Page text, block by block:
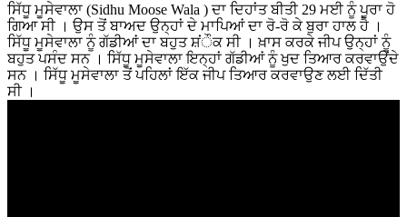
ਸਿੱਧੂ ਮੂਸੇਵਾਲਾ (Sidhu Moose Wala ) ਦਾ ਦਿਹਾਂਤ ਬੀਤੀ 29 ਮਈ ਨੂੰ ਪੂਰਾ ਹੋ
ਗਿਆ ਸੀ । ਉਸ ਤੋਂ ਬਾਅਦ ਉਨ੍ਹਾਂ ਦੇ ਮਾਪਿਆਂ ਦਾ ਰੋ-ਰੋ ਕੇ ਬੁਰਾ ਹਾਲ ਹੈ ।
ਸਿੱਧੂ ਮੂਸੇਵਾਲਾ ਨੂੰ ਗੱਡੀਆਂ ਦਾ ਬਹੁਤ ਸ਼ਂੌਕ ਸੀ । ਖ਼ਾਸ ਕਰਕੇ ਜੀਪ ਉਨ੍ਹਾਂ ਨੂੰ
ਬਹੁਤ ਪਸੰਦ ਸਨ । ਸਿੱਧੂ ਮੂਸੇਵਾਲਾ ਇਨ੍ਹਾਂ ਗੱਡੀਆਂ ਨੂੰ ਖੁਦ ਤਿਆਰ ਕਰਵਾਉਂਦੇ
ਸਨ । ਸਿੱਧੂ ਮੂਸੇਵਾਲਾ ਤੋਂ ਪਹਿਲਾਂ ਇੱਕ ਜੀਪ ਤਿਆਰ ਕਰਵਾਉਣ ਲਈ ਦਿੱਤੀ
ਸੀ ।